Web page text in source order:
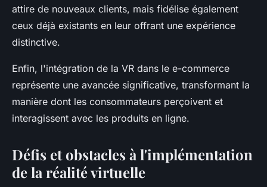
attire de nouveaux clients, mais fidélise également
ceux déjà existants en leur offrant une expérience
distinctive.
Enfin, l'intégration de la VR dans le e-commerce
représente une avancée significative, transformant la
manière dont les consommateurs perçoivent et
interagissent avec les produits en ligne.
Défis et obstacles à l'implémentation
de la réalité virtuelle